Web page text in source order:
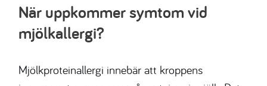
När uppkommer symtom vid
mjölkallergi?
Mjölkproteinallergi innebär att kroppens